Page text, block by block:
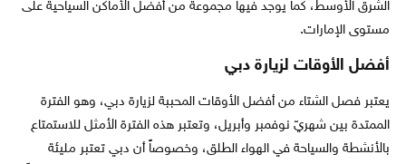
الشرق الأوسط، كما يوجد فيها مجموعة من أفضل الأماكن السياحية على
مستوى الإمارات.
أفضل الأوقات لزيارة دبي
يعتبر فصل الشتاء من أفضل الأوقات المحببة لزيارة دبي، وهو الفترة
الممتدة بين شهريّ نوفمبر وأبريل، وتعتبر هذه الفترة الأمثل للاستمتاع
بالأنشطة والسياحة في الهواء الطلق، وخصوصاً أن دبي تعتبر مليئة